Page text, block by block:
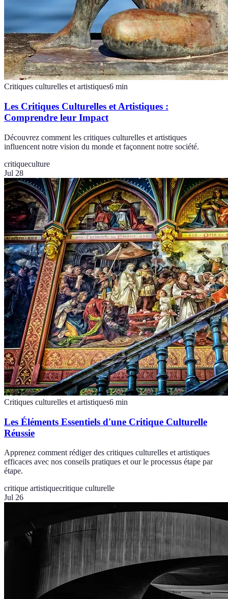
Critiques culturelles et artistiques6 min
Les Critiques Culturelles et Artistiques :
Comprendre leur Impact
Découvrez comment les critiques culturelles et artistiques
influencent notre vision du monde et façonnent notre société.
critiqueculture
Jul 28
Critiques culturelles et artistiques6 min
Les Éléments Essentiels d'une Critique Culturelle
Réussie
Apprenez comment rédiger des critiques culturelles et artistiques
efficaces avec nos conseils pratiques et our le processus étape par
étape.
critique artistiquecritique culturelle
Jul 26